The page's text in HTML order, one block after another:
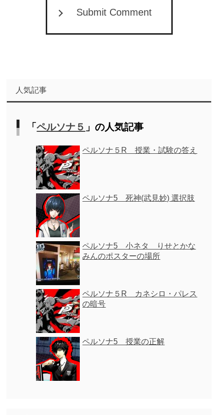
Submit Comment
人気記事
「ペルソナ５ 」の人気記事
ペルソナ５R 授業・試験の答え
ペルソナ5 死神(武見妙) 選択肢
ペルソナ5 小ネタ りせとかな
みんのポスターの場所
ペルソナ５R カネシロ・パレス
の暗号
ペルソナ5 授業の正解